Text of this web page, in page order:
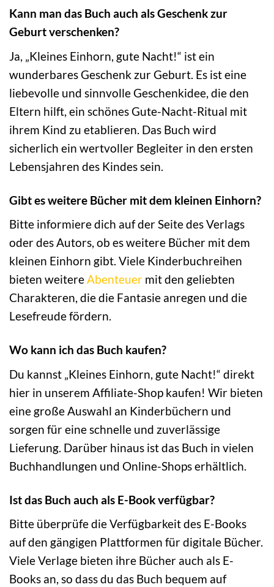
Kann man das Buch auch als Geschenk zur
Geburt verschenken?
Ja, „Kleines Einhorn, gute Nacht!“ ist ein
wunderbares Geschenk zur Geburt. Es ist eine
liebevolle und sinnvolle Geschenkidee, die den
Eltern hilft, ein schönes Gute-Nacht-Ritual mit
ihrem Kind zu etablieren. Das Buch wird
sicherlich ein wertvoller Begleiter in den ersten
Lebensjahren des Kindes sein.
Gibt es weitere Bücher mit dem kleinen Einhorn?
Bitte informiere dich auf der Seite des Verlags
oder des Autors, ob es weitere Bücher mit dem
kleinen Einhorn gibt. Viele Kinderbuchreihen
bieten weitereAbenteuer mit den geliebten
Charakteren, die die Fantasie anregen und die
Lesefreude fördern.
Wo kann ich das Buch kaufen?
Du kannst „Kleines Einhorn, gute Nacht!“ direkt
hier in unserem Affiliate-Shop kaufen! Wir bieten
eine große Auswahl an Kinderbüchern und
sorgen für eine schnelle und zuverlässige
Lieferung. Darüber hinaus ist das Buch in vielen
Buchhandlungen und Online-Shops erhältlich.
Ist das Buch auch als E-Book verfügbar?
Bitte überprüfe die Verfügbarkeit des E-Books
auf den gängigen Plattformen für digitale Bücher.
Viele Verlage bieten ihre Bücher auch als E-
Books an, so dass du das Buch bequem auf